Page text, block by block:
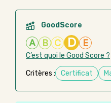
GoodScore
A B C D E
C’est quoi le Good Score ?
Critères : Certificat